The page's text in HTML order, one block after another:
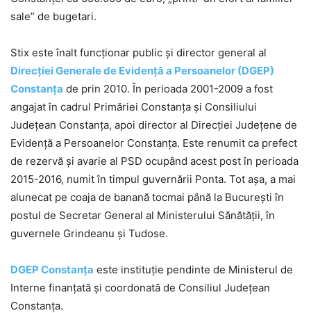
sale” de bugetari.
Stix este înalt funcționar public și director general al
Direcţiei Generale de Evidenţă a Persoanelor (DGEP)
Constanța de prin 2010. În perioada 2001-2009 a fost
angajat în cadrul Primăriei Constanța și Consiliului
Județean Constanța, apoi director al Direcției Județene de
Evidență a Persoanelor Constanța. Este renumit ca prefect
de rezervă și avarie al PSD ocupând acest post în perioada
2015-2016, numit în timpul guvernării Ponta. Tot așa, a mai
alunecat pe coaja de banană tocmai până la București în
postul de Secretar General al Ministerului Sănătății, în
guvernele Grindeanu și Tudose.
DGEP Constanța este instituție pendinte de Ministerul de
Interne finanțată și coordonată de Consiliul Județean
Constanța.